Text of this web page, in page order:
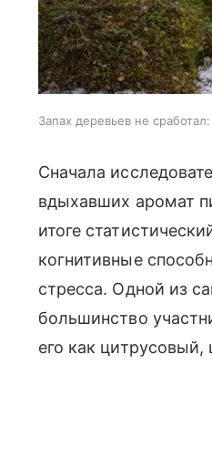
Запах деревьев не
Сначала
вдыхавших аромат
итоге
когнитивные
стресса. Одной из
большинство
его как